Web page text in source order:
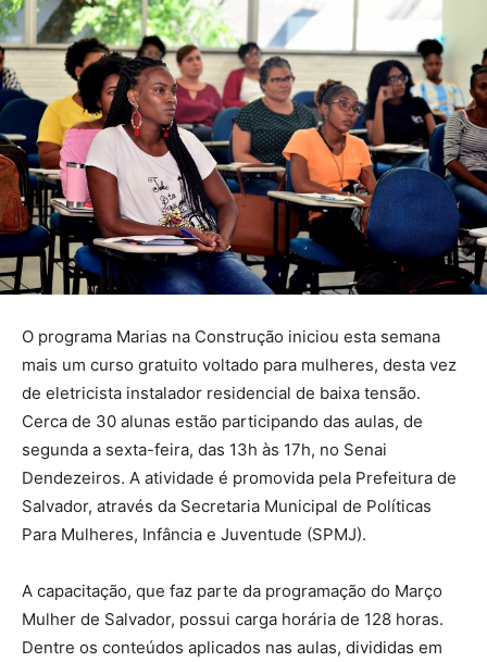
O programa Marias na Construção iniciou esta semana
mais um curso gratuito voltado para mulheres, desta vez
de eletricista instalador residencial de baixa tensão.
Cerca de 30 alunas estão participando das aulas, de
segunda a sexta-feira, das 13h às 17h, no Senai
Dendezeiros. A atividade é promovida pela Prefeitura de
Salvador, através da Secretaria Municipal de Políticas
Para Mulheres, Infância e Juventude (SPMJ).
A capacitação, que faz parte da programação do Março
Mulher de Salvador, possui carga horária de 128 horas.
Dentre os conteúdos aplicados nas aulas, divididas em